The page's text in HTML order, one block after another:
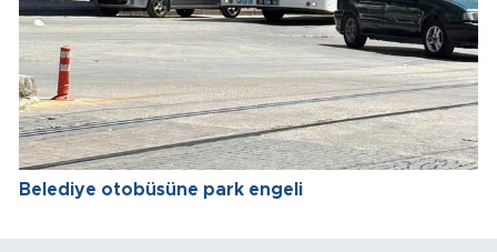
Belediye otobüsüne park engeli